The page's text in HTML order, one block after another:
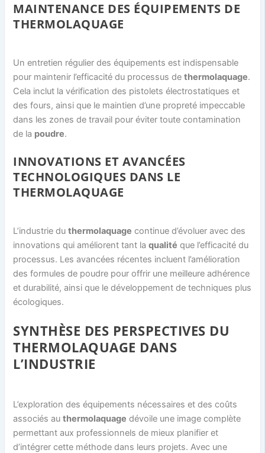
MAINTENANCE DES ÉQUIPEMENTS DE
THERMOLAQUAGE
Un entretien régulier des équipements est indispensable
pour maintenir l’efficacité du processus dethermolaquage.
Cela inclut la vérification des pistolets électrostatiques et
des fours, ainsi que le maintien d’une propreté impeccable
dans les zones de travail pour éviter toute contamination
de la poudre.
INNOVATIONS ET AVANCÉES
TECHNOLOGIQUES DANS LE
THERMOLAQUAGE
L’industrie duthermolaquage continue d’évoluer avec des
innovations qui améliorent tant laqualité que l’efficacité du
processus. Les avancées récentes incluent l’amélioration
des formules de poudre pour offrir une meilleure adhérence
et durabilité, ainsi que le développement de techniques plus
écologiques.
SYNTHÈSE DES PERSPECTIVES DU
THERMOLAQUAGE DANS
L’INDUSTRIE
L’exploration des équipements nécessaires et des coûts
associés authermolaquage dévoile une image complète
permettant aux professionnels de mieux planifier et
d’intégrer cette méthode dans leurs projets. Avec une